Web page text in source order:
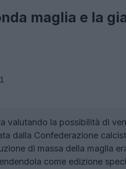
maglia e la
1
valutando la possibilità di
dalla Confederazione
di massa della maglia
come edizione